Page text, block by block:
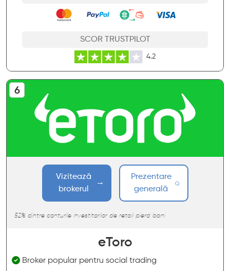
SCOR TRUSTPILOT
4.2
Vizitează
brokerul
Prezentare
generală
52% dintre conturile investitorilor de retail pierd bani
eToro
Broker popular pentru social trading